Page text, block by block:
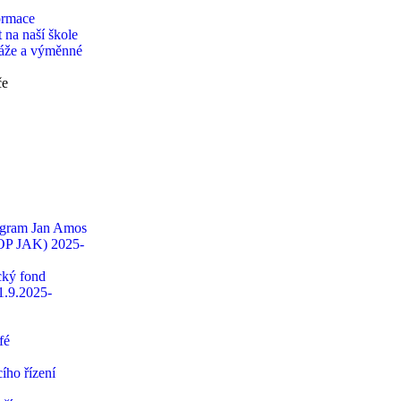
na naší škole
a výměnné
Jan Amos
JAK) 2025-
fond
řízení